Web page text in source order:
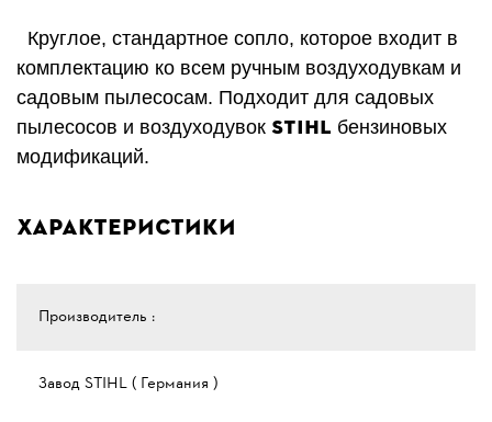
Круглое, стандартное сопло, которое входит в
комплектацию ко всем ручным воздуходувкам и
садовым пылесосам. Подходит для садовых
пылесосов и воздуходувок STIHL бензиновых
модификаций.
Характеристики
Производитель :
Завод STIHL ( Германия )